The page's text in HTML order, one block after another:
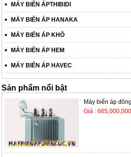
MÁY BIẾN ÁPTHIBIDI
MÁY BIẾN ÁP HANAKA
MÁY BIẾN ÁP KHÔ
MÁY BIẾN ÁP HEM
MÁY BIẾN ÁP HAVEC
Sản phẩm nổi bật
Máy biến áp
Giá :